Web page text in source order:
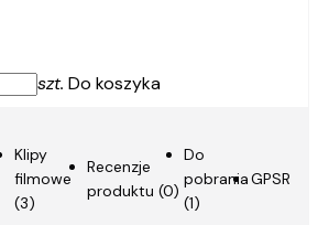
szt. Do koszyka
Do
pobrania
(1)
GPSR
Klipy
filmowe
(3)
Recenzje
produktu (0)